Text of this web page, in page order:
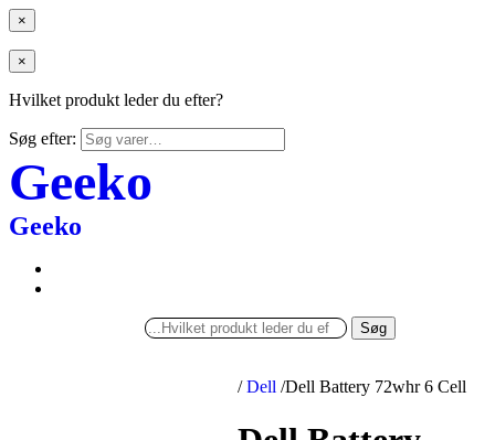
×
×
Hvilket produkt leder du efter?
Søg efter:
Geeko
Geeko
Søg
/ Dell /Dell Battery 72whr 6 Cell